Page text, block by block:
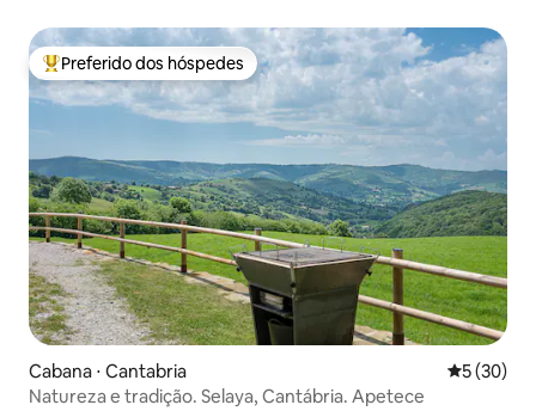
Entre os melhores preferidos dos hóspedes
Preferido dos hóspedes
Cabana ⋅ Cantabria 5 de uma
5 (30)
Natureza e tradição. Selaya, Cantábria. Apetece